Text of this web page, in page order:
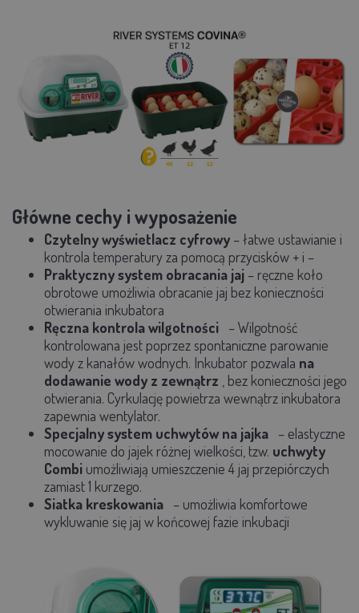
Główne cechy i wyposażenie
Czytelny wyświetlacz cyfrowy – łatwe ustawianie i
kontrola temperatury za pomocą przycisków + i –
Praktyczny system obracania jaj – ręczne koło
obrotowe umożliwia obracanie jaj bez konieczności
otwierania inkubatora
Ręczna kontrola wilgotności – Wilgotność
kontrolowana jest poprzez spontaniczne parowanie
wody z kanałów wodnych. Inkubator pozwala na
dodawanie wody z zewnątrz , bez konieczności jego
otwierania. Cyrkulację powietrza wewnątrz inkubatora
zapewnia wentylator.
Specjalny system uchwytów na jajka – elastyczne
mocowanie do jajek różnej wielkości, tzw. uchwyty
Combi umożliwiają umieszczenie 4 jaj przepiórczych
zamiast 1 kurzego.
Siatka kreskowania – umożliwia komfortowe
wykluwanie się jaj w końcowej fazie inkubacji